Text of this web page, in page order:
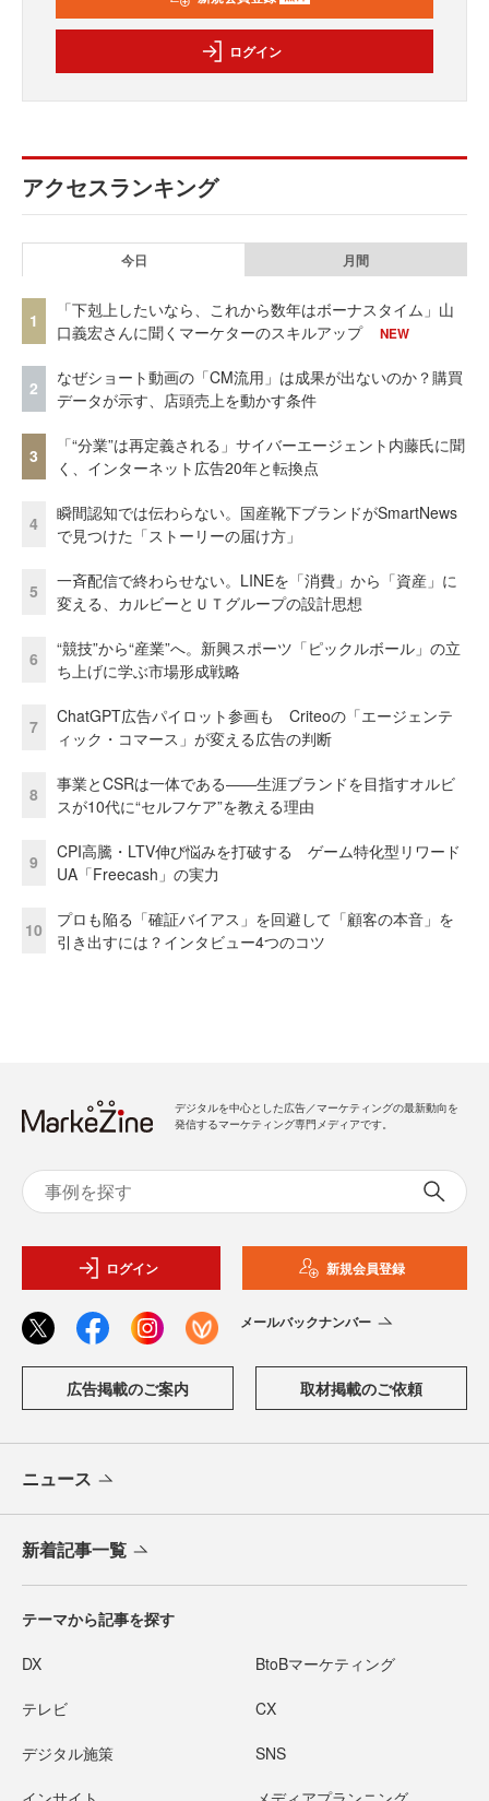
ログイン
アクセスランキング
今日 月間
1
「下剋上したいなら、これから数年はボーナスタイム」山
口義宏さんに聞くマーケターのスキルアップ
NEW
2
なぜショート動画の「CM流用」は成果が出ないのか？購買
データが示す、店頭売上を動かす条件
3
「“分業”は再定義される」サイバーエージェント内藤氏に聞
く、インターネット広告20年と転換点
4
瞬間認知では伝わらない。国産靴下ブランドがSmartNews
で見つけた「ストーリーの届け方」
5
一斉配信で終わらせない。LINEを「消費」から「資産」に
変える、カルビーとＵＴグループの設計思想
6
“競技”から“産業”へ。新興スポーツ「ピックルボール」の立
ち上げに学ぶ市場形成戦略
7
ChatGPT広告パイロット参画も Criteoの「エージェンテ
ィック・コマース」が変える広告の判断
8
事業とCSRは一体である――生涯ブランドを目指すオルビ
スが10代に“セルフケア”を教える理由
9
CPI高騰・LTV伸び悩みを打破する ゲーム特化型リワード
UA「Freecash」の実力
10
プロも陥る「確証バイアス」を回避して「顧客の本音」を
引き出すには？インタビュー4つのコツ
デジタルを中心とした広告／マーケティングの最新動向を
発信するマーケティング専門メディアです。
ログイン 新規会員登録
メールバックナンバー
広告掲載のご案内 取材掲載のご依頼
ニュース
新着記事一覧
テーマから記事を探す
DX BtoBマーケティング
テレビ CX
デジタル施策 SNS